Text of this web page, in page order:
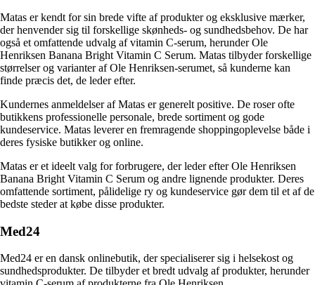
Matas er kendt for sin brede vifte af produkter og eksklusive mærker,
der henvender sig til forskellige skønheds- og sundhedsbehov. De har
også et omfattende udvalg af vitamin C-serum, herunder Ole
Henriksen Banana Bright Vitamin C Serum. Matas tilbyder forskellige
størrelser og varianter af Ole Henriksen-serumet, så kunderne kan
finde præcis det, de leder efter.
Kundernes anmeldelser af Matas er generelt positive. De roser ofte
butikkens professionelle personale, brede sortiment og gode
kundeservice. Matas leverer en fremragende shoppingoplevelse både i
deres fysiske butikker og online.
Matas er et ideelt valg for forbrugere, der leder efter Ole Henriksen
Banana Bright Vitamin C Serum og andre lignende produkter. Deres
omfattende sortiment, pålidelige ry og kundeservice gør dem til et af de
bedste steder at købe disse produkter.
Med24
Med24 er en dansk onlinebutik, der specialiserer sig i helsekost og
sundhedsprodukter. De tilbyder et bredt udvalg af produkter, herunder